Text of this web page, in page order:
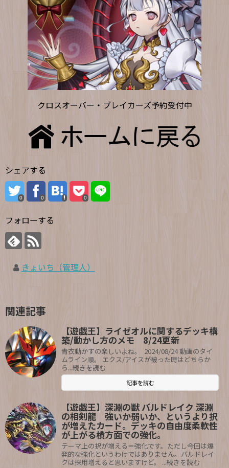
クロスオーバー・ブレイカーズ予約受付中
シェアする
0 0 0
フォローする
きょいち（管理人）
関連記事
【遊戯王】ライゼオルに関するデッキ構
築/動かし方のメモ 8/24更新
青衣動かすの楽しいよね。 2024/08/24 動画のタイ
ムライン順。 エクス/アイスが被った時はどちらか
ら...続きを読む
記事を読む
【遊戯王】深淵の獣 バルドレイク 深淵
の相剣龍 強いか弱いか、というより択
が増えたカード。デッキの自由度柔軟性
が上がる横方面での強化。
テーマ上の択が増える＝強化です。ただし今回は爆
発的な強化というわけではありません。バルドレイ
クは採用増えると思いますけど。 ...続きを読む